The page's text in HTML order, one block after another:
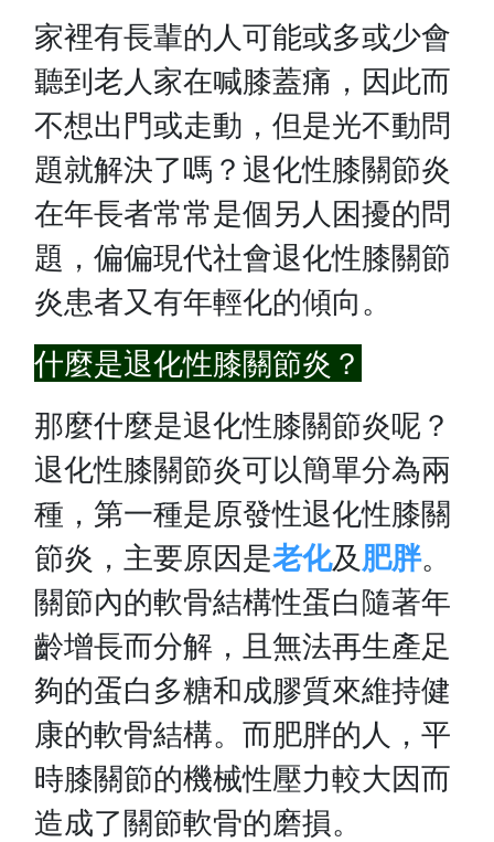
家裡有長輩的人可能或多或少會
聽到老人家在喊膝蓋痛，因此而
不想出門或走動，但是光不動問
題就解決了嗎？退化性膝關節炎
在年長者常常是個另人困擾的問
題，偏偏現代社會退化性膝關節
炎患者又有年輕化的傾向。
什麼是退化性膝關節炎？
那麼什麼是退化性膝關節炎呢？
退化性膝關節炎可以簡單分為兩
種，第一種是原發性退化性膝關
節炎，主要原因是老化及 肥胖。
關節內的軟骨結構性蛋白隨著年
齡增長而分解，且無法再生產足
夠的蛋白多糖和成膠質來維持健
康的軟骨結構。而肥胖的人，平
時膝關節的機械性壓力較大因而
造成了關節軟骨的磨損。